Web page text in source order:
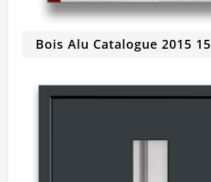
Bois Alu Catalogue 2015 15